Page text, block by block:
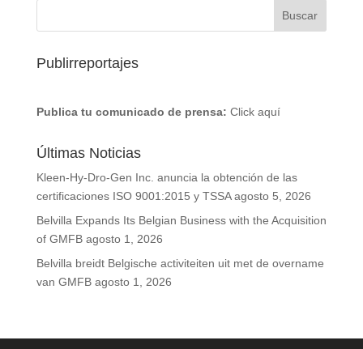
Publirreportajes
Publica tu comunicado de prensa: Click aquí
Últimas Noticias
Kleen-Hy-Dro-Gen Inc. anuncia la obtención de las
certificaciones ISO 9001:2015 y TSSA agosto 5, 2026
Belvilla Expands Its Belgian Business with the Acquisition
of GMFB agosto 1, 2026
Belvilla breidt Belgische activiteiten uit met de overname
van GMFB agosto 1, 2026